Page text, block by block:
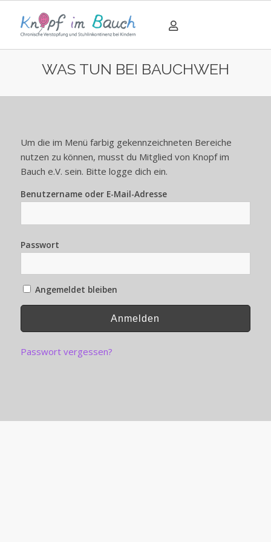
WAS TUN BEI BAUCHWEH
Um die im Menü farbig gekennzeichneten Bereiche
nutzen zu können, musst du Mitglied von Knopf im
Bauch e.V. sein. Bitte logge dich ein.
Benutzername oder E-Mail-Adresse
Passwort
Angemeldet bleiben
Passwort vergessen?